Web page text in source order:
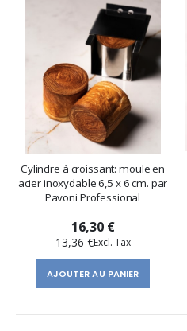
Cylindre à croissant: moule en
acier inoxydable 6,5 x 6 cm. par
Pavoni Professional
16,30 €
13,36 €
AJOUTER AU PANIER